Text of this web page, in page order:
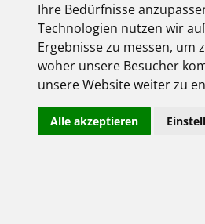
Ihre Bedürfnisse
Technologien nutzen wir
Ergebnisse zu messen, um
woher unsere Besucher
unsere Website weiter zu
Alle akzeptieren
Über uns
Impressum